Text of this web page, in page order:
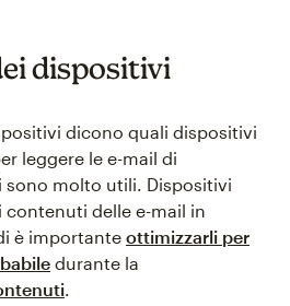
dispositivi
dicono quali dispositivi
leggere le e-mail di
sono molto utili. Dispositivi
contenuti delle e-mail in
è importante ottimizzarli per
durante la
.